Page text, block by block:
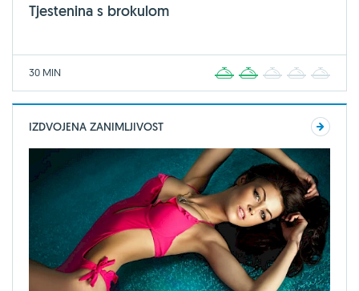
Tjestenina s brokulom
30 MIN 2 3 4
IZDVOJENA ZANIMLJIVOST